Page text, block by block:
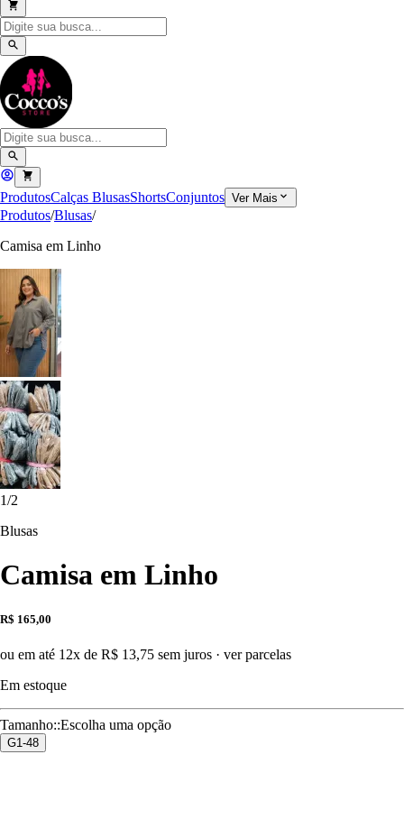
ProdutosCalças BlusasShortsConjuntos Ver Mais
Produtos/Blusas/
Camisa em Linho
1/2
Blusas
Camisa em Linho
R$ 165,00
ou em até 12x de R$ 13,75 sem juros · ver parcelas
Em estoque
Tamanho::Escolha uma opção
G1-48